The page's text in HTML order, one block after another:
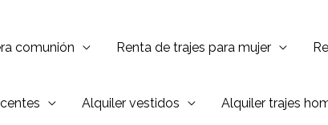
comunión Renta de trajes para mujer
Alquiler vestidos Alquiler trajes